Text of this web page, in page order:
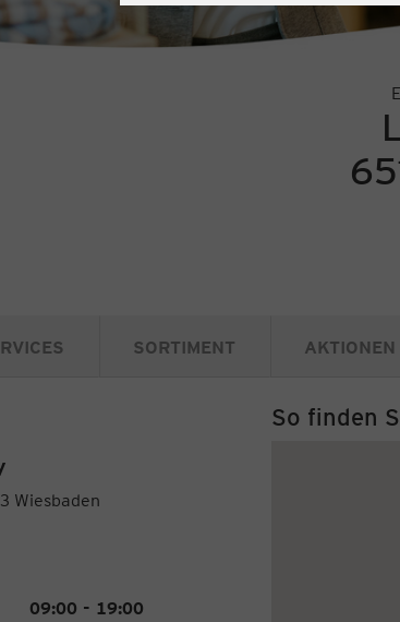
SORTIMENT AKTIONEN
Wiesbaden
09:00 - 19:00
So finden